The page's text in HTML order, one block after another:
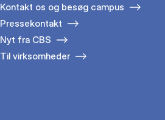
Kontakt os og besøg campus
Pressekontakt
Nyt fra CBS
Til virksomheder